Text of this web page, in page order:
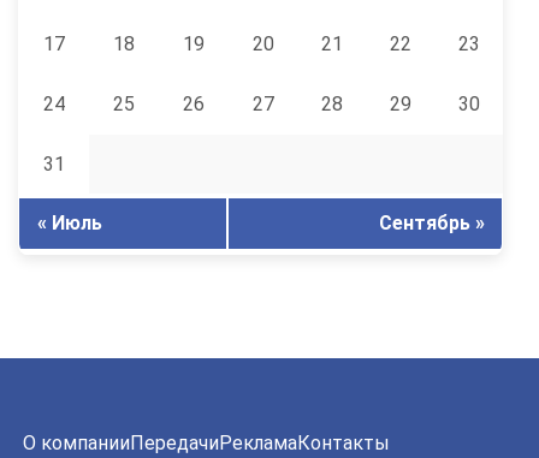
17 18 19 20 21 22 23
24 25 26 27 28 29 30
31
« Июль Сентябрь »
О компанииПередачиРекламаКонтакты